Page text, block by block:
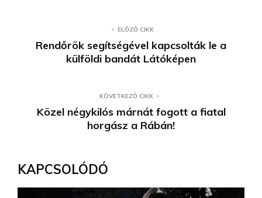
ELŐZŐ CIKK
Rendőrök segítségével kapcsolták le a
külföldi bandát Látóképen
KÖVETKEZŐ CIKK
Közel négykilós márnát fogott a fiatal
horgász a Rábán!
KAPCSOLÓDÓ